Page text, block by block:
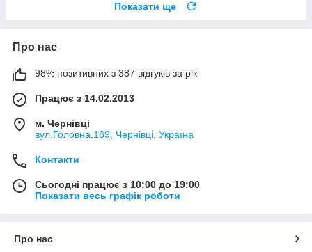
Показати ще
Про нас
98% позитивних з 387 відгуків за рік
Працює з 14.02.2013
м. Чернівці
вул.Головна,189, Чернівці, Україна
Контакти
Сьогодні працює з 10:00 до 19:00
Показати весь графік роботи
Про нас